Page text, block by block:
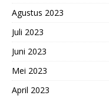
Agustus 2023
Juli 2023
Juni 2023
Mei 2023
April 2023